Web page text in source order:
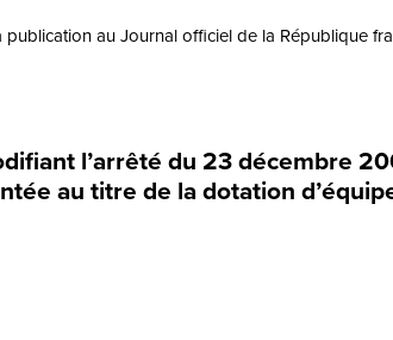
au Journal officiel de la République
l’arrêté du 23 décembre
au titre de la dotation